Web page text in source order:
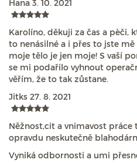
Hana 3. 10. 2021
Karolíno, děkuji za čas a pèči,
to nenásilné a i přes to jste
moje tělo je jen moje! S vaší
se mi podařilo vyhnout
věřím, že to tak zůstane.
Jitks 27. 8. 2021
Něžnost,cit a vnimavost práce
opravdu neskutečně
Vyniká odbornosti a umi